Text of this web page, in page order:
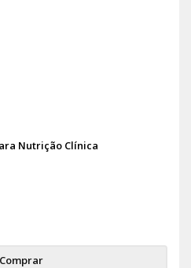
Nutrição Clínica